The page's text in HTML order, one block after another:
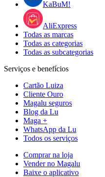
KaBuM!
AliExpress
Todas as marcas
Todas as categorias
Todas as subcategorias
Serviços e benefícios
Cartão Luiza
Cliente Ouro
Magalu seguros
Blog da Lu
Maga +
WhatsApp da Lu
Todos os serviços
Comprar na loja
Vender no Magalu
Baixe o aplicativo